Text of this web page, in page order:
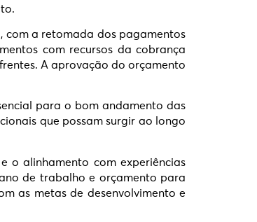
com a retomada dos pagamentos
com recursos da cobrança
A aprovação do orçamento
para o bom andamento das
que possam surgir ao longo
o alinhamento com experiências
de trabalho e orçamento para
as metas de desenvolvimento e